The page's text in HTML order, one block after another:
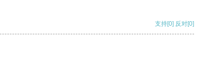
支持[0] 反对[0]